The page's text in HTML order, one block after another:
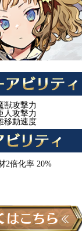
獣攻撃力
人攻撃力
移動速度
2倍化率 20%